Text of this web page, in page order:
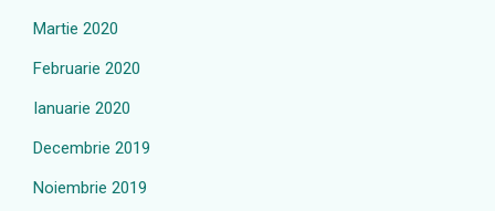
Martie 2020
Februarie 2020
Ianuarie 2020
Decembrie 2019
Noiembrie 2019